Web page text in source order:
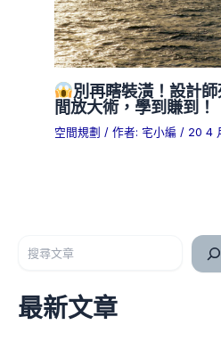
別再瞎裝潢！設計
間放大術，學到賺到！
空間規劃 / 作者: 宅小編 / 20 4
最新文章